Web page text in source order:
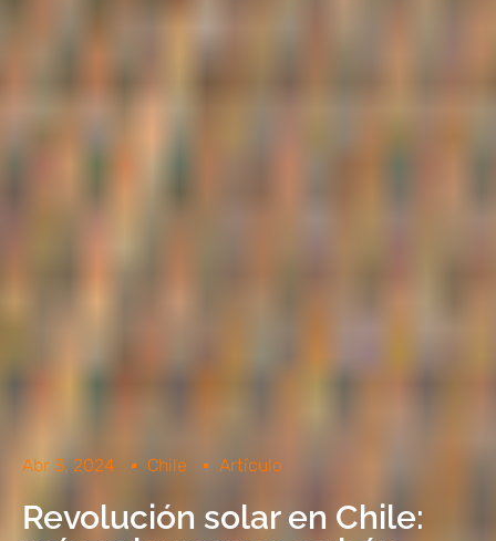
Abr 3, 2024 Chile Artículo
Revolución solar en Chile: